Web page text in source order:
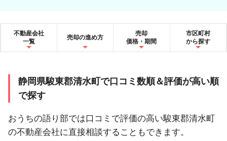
不動産会社
一覧
売却の進め方
売却
価格・期間
市区町村
から探す
静岡県駿東郡清水町で口コミ数順＆評価が高い順
で探す
おうちの語り部では口コミで評価の高い駿東郡清水町
の不動産会社に直接相談することもできます。